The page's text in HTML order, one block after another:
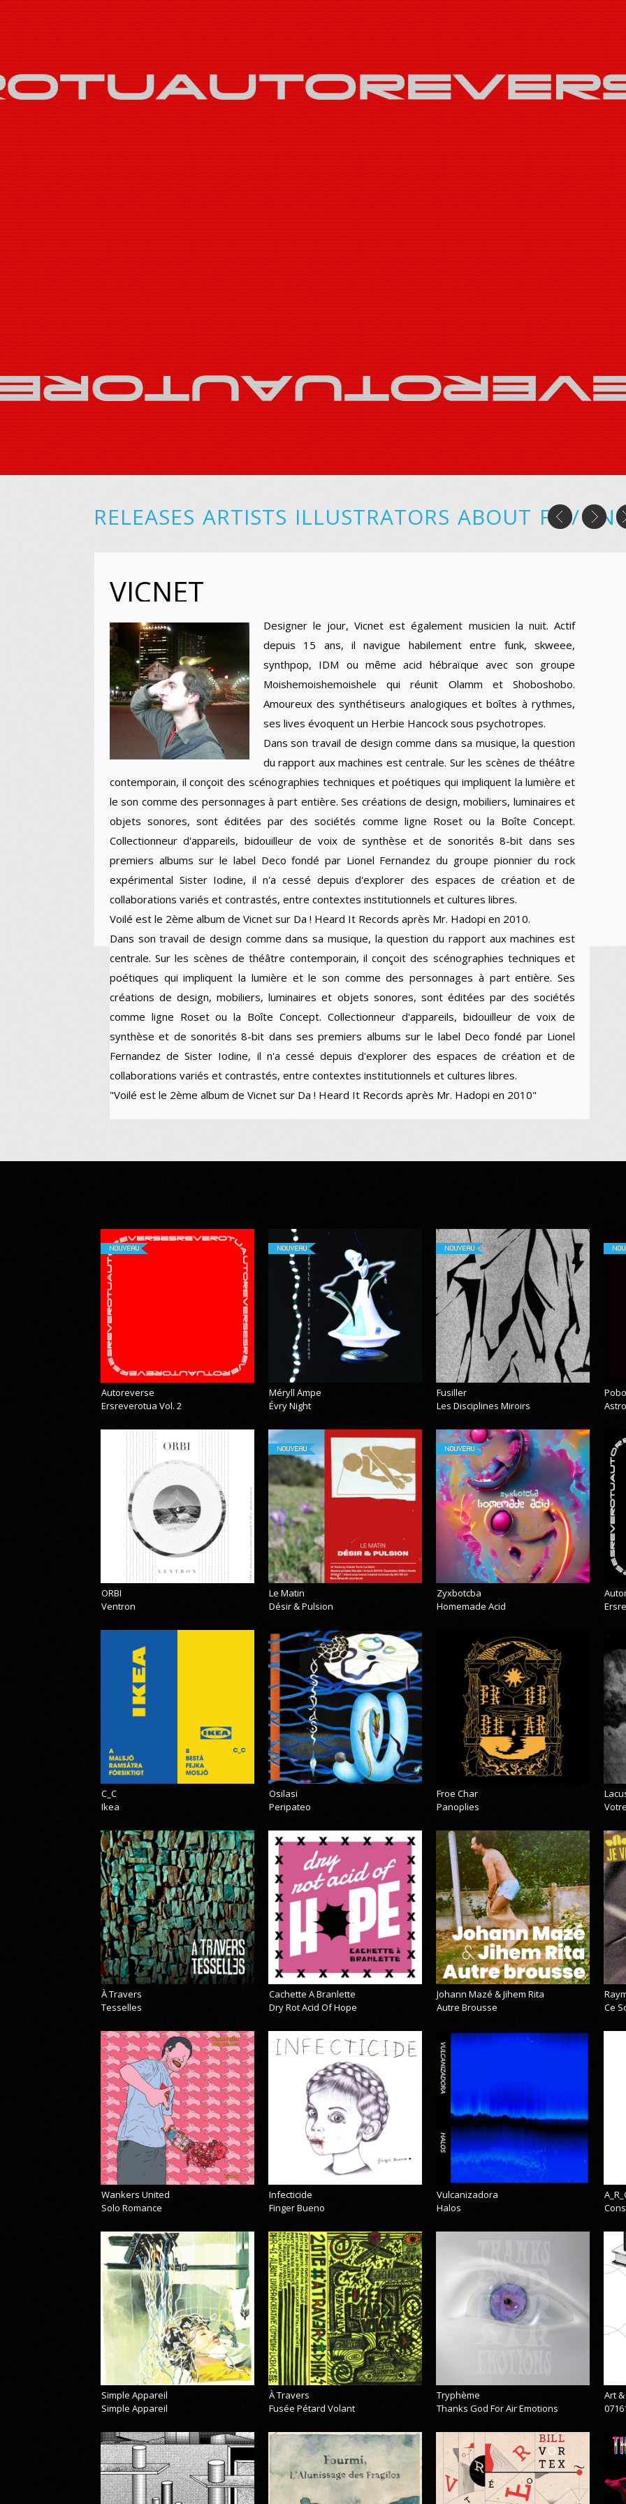
RELEASES ARTISTS ILLUSTRATORS ABOUT FR/EN
VICNET
Designer le jour, Vicnet est également musicien la nuit. Actif
depuis 15 ans, il navigue habilement entre funk, skweee,
synthpop, IDM ou même acid hébraïque avec son groupe
Moishemoishemoishele qui réunit Olamm et Shoboshobo.
Amoureux des synthétiseurs analogiques et boîtes à rythmes,
ses lives évoquent un Herbie Hancock sous psychotropes.
Dans son travail de design comme dans sa musique, la question
du rapport aux machines est centrale. Sur les scènes de théâtre
contemporain, il conçoit des scénographies techniques et poétiques qui impliquent la lumière et
le son comme des personnages à part entière. Ses créations de design, mobiliers, luminaires et
objets sonores, sont éditées par des sociétés comme ligne Roset ou la Boîte Concept.
Collectionneur d'appareils, bidouilleur de voix de synthèse et de sonorités 8-bit dans ses
premiers albums sur le label Deco fondé par Lionel Fernandez du groupe pionnier du rock
expérimental Sister Iodine, il n'a cessé depuis d'explorer des espaces de création et de
collaborations variés et contrastés, entre contextes institutionnels et cultures libres.
Voilé est le 2ème album de Vicnet sur Da ! Heard It Records après Mr. Hadopi en 2010.
Dans son travail de design comme dans sa musique, la question du rapport aux machines est
centrale. Sur les scènes de théâtre contemporain, il conçoit des scénographies techniques et
poétiques qui impliquent la lumière et le son comme des personnages à part entière. Ses
créations de design, mobiliers, luminaires et objets sonores, sont éditées par des sociétés
comme ligne Roset ou la Boîte Concept. Collectionneur d'appareils, bidouilleur de voix de
synthèse et de sonorités 8-bit dans ses premiers albums sur le label Deco fondé par Lionel
Fernandez de Sister Iodine, il n'a cessé depuis d'explorer des espaces de création et de
collaborations variés et contrastés, entre contextes institutionnels et cultures libres.
"Voilé est le 2ème album de Vicnet sur Da ! Heard It Records après Mr. Hadopi en 2010"
NOUVEAU
Autoreverse
Ersreverotua Vol. 2
NOUVEAU
Méryll Ampe
Évry Night
NOUVEAU
Fusiller
Les Disciplines Miroirs
ORBI
Ventron
NOUVEAU
Le Matin
Désir & Pulsion
NOUVEAU
Zyxbotcba
Homemade Acid
C_C
Ikea
Osilasi
Peripateo
Froe Char
Panoplies
À Travers
Tesselles
Cachette A Branlette
Dry Rot Acid Of Hope
Johann Mazé & Jihem Rita
Autre Brousse
Ce
Wankers United
Solo Romance
Infecticide
Finger Bueno
Vulcanizadora
Halos
Simple Appareil
Simple Appareil
À Travers
Fusée Pétard Volant
Tryphème
Thanks God For Air Emotions
Art